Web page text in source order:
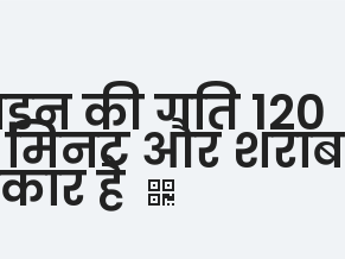
की गति 120
मिनट और शराब
है